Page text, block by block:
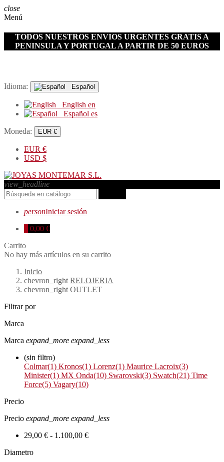
close
Menú
TODOS NUESTROS ENVIOS URGENTES GRATIS A
PENINSULA Y PORTUGAL A PARTIR DE 50 EUROS
Idioma: Español
English en
Español es
Moneda: EUR €
EUR €
USD $
view_headline
personIniciar sesión
0,00 €
Carrito
No hay más artículos en su carrito
Inicio
chevron_right RELOJERIA
chevron_right OUTLET
Filtrar por
Marca
Marca expand_more expand_less
(sin filtro)
Colmar(1) Kronos(1) Lorenz(1) Maurice Lacroix(3)
Minister(1) MX Onda(10) Swarovski(3) Swatch(21) Time
Force(5) Vagary(10)
Precio
Precio expand_more expand_less
29,00 € - 1.100,00 €
Diametro